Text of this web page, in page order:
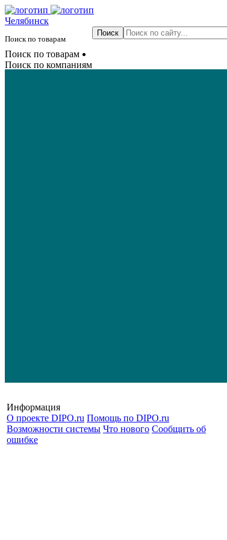
Челябинск
Поиск по товарам
Поиск по товарам
Поиск по компаниям
Информация
О проекте DIPO.ru Помощь по DIPO.ru
Возможности системы Что нового Сообщить об
ошибке